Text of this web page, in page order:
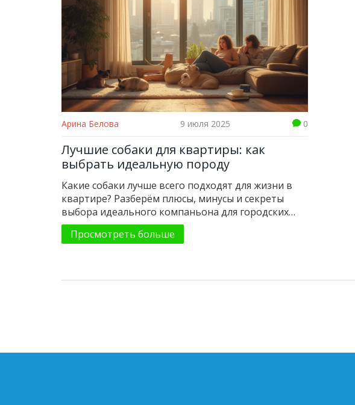
Арина Белова 9 июля 2025 0
Лучшие собаки для квартиры: как
выбрать идеальную породу
Какие собаки лучше всего подходят для жизни в
квартире? Разберём плюсы, минусы и секреты
выбора идеального компаньона для городских
условий.
Просмотреть больше